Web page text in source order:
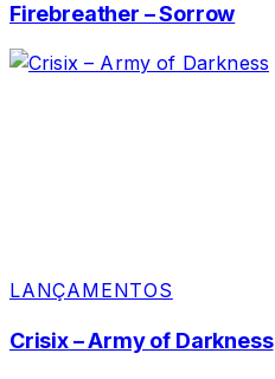
Firebreather – Sorrow
LANÇAMENTOS
Crisix – Army of Darkness